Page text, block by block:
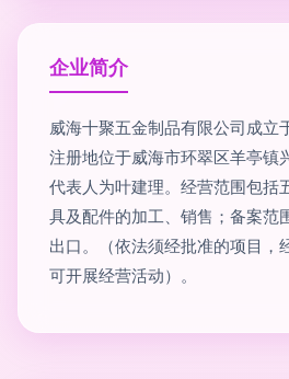
企业简介
威海十聚五金制品有限公司成立
注册地位于威海市环翠区羊亭镇
代表人为叶建理。经营范围包括
具及配件的加工、销售；备案范
出口。（依法须经批准的项目，
可开展经营活动）。